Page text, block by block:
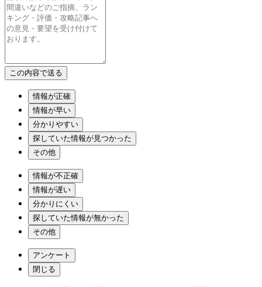
情報が正確
情報が早い
分かりやすい
探していた情報が見つかった
その他
情報が不正確
情報が遅い
分かりにくい
探していた情報が無かった
その他
アンケート
閉じる